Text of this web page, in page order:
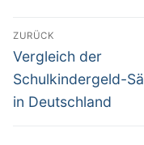
ZURÜCK
Vorheriger
Beitrag:
Vergleich der
Schulkindergeld-
in Deutschland